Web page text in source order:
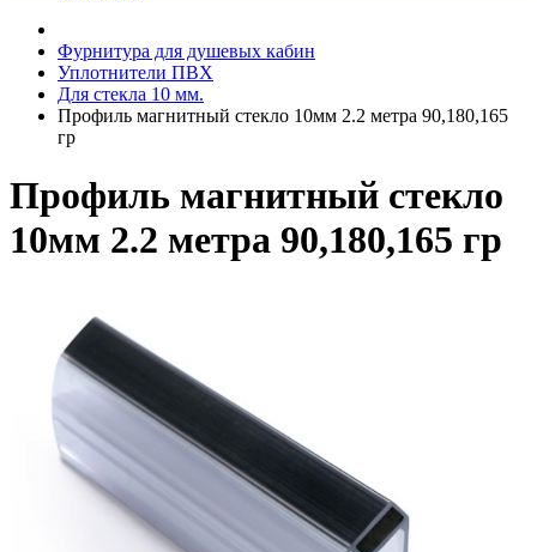
Фурнитура для душевых кабин
Уплотнители ПВХ
Для стекла 10 мм.
Профиль магнитный стекло 10мм 2.2 метра 90,180,165
гр
Профиль магнитный стекло
10мм 2.2 метра 90,180,165 гр